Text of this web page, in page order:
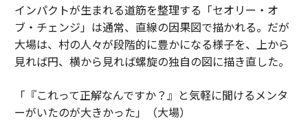
インパクトが生まれる道筋を整理する「セオリー・オ
ブ・チェンジ」は通常、直線の因果図で描かれる。だが
大場は、村の人々が段階的に豊かになる様子を、上から
見れば円、横から見れば螺旋の独自の図に描き直した。
「『これって正解なんですか？』と気軽に聞けるメンタ
ーがいたのが大きかった」（大場）